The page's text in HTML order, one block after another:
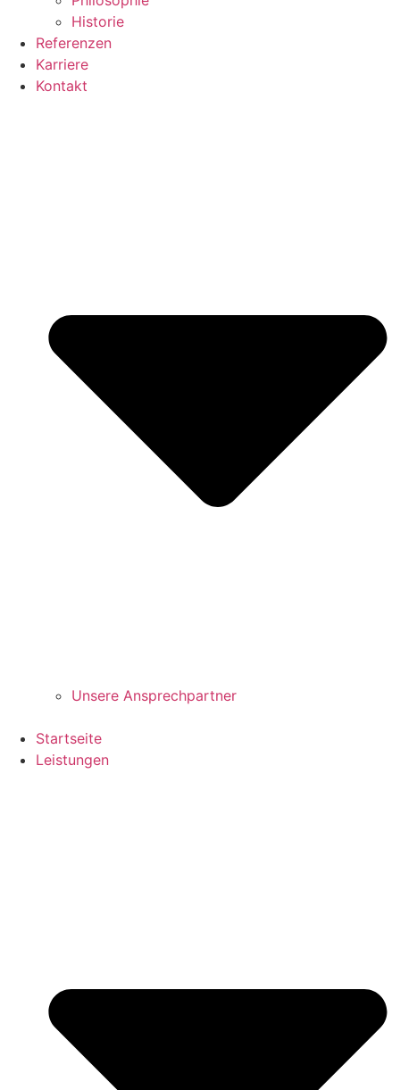
Historie
Referenzen
Karriere
Kontakt
Unsere Ansprechpartner
Startseite
Leistungen